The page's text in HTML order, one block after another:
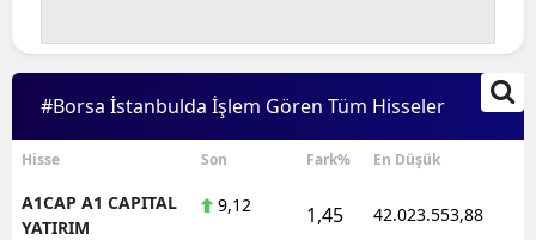
#Borsa İstanbulda İşlem Gören Tüm Hisseler
Hisse Son Fark% En Düşük
A1CAP A1 CAPITAL
YATIRIM
9,12 1,45 42.023.553,88